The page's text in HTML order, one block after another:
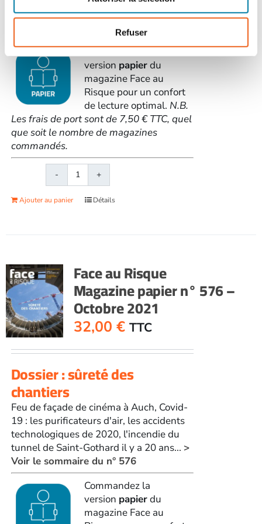
Refuser
y a 20 ans...> Voir le sommaire du n°
Commandez la
version papierdu
magazine Face au
Risque pour un confort
de lecture optimal. N.B.
Les frais de port sont de 7,50 € TTC, quel
que soit le nombre de magazines
commandés.
quantité
de
Face
575
-
Septembre
2021
Ajouter au panier Détails
Face au Risque
Magazine papier n° 576 –
Octobre 2021
32,00 € TTC
Dossier : sûreté des
chantiers
Feu de façade de cinéma à Auch, Covid-
19 : les purificateurs d'air, les accidents
technologiques de 2020, l'incendie du
tunnel de Saint-Gothard il y a 20 ans... >
Voir le sommaire du n° 576
Commandez la
version papierdu
magazine Face au